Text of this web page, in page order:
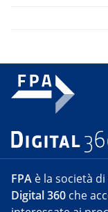
FPA è la società
Digital 360 che